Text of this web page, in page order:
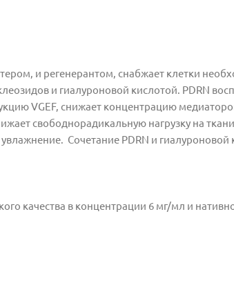
и регенерантом, снабжает клетки
и гиалуроновой кислотой. PDRN
VGEF, снижает концентрацию
свободнорадикальную нагрузку на
Сочетание PDRN и гиалуроновой
качества в концентрации 6 мг/мл и